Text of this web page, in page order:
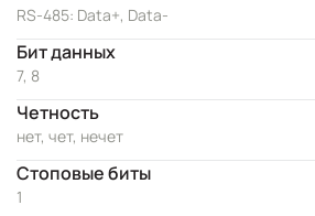
RS-485: Data+, Data-
Бит данных
7, 8
Четность
нет, чет, нечет
Стоповые биты
1